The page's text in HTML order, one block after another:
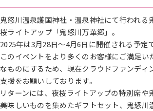
鬼怒川温泉護国神社・温泉神社にて行われる
桜ライトアップ「鬼怒川万華郷」。
2025年は3月28日～4月6日に開催される予定
このイベントをより多くのお客様にご満足い
なものにするため、現在クラウドファンディ
支援をお願いしております。
リターンには、夜桜ライトアップの特別席や
美味しいものを集めたギフトセット、鬼怒川